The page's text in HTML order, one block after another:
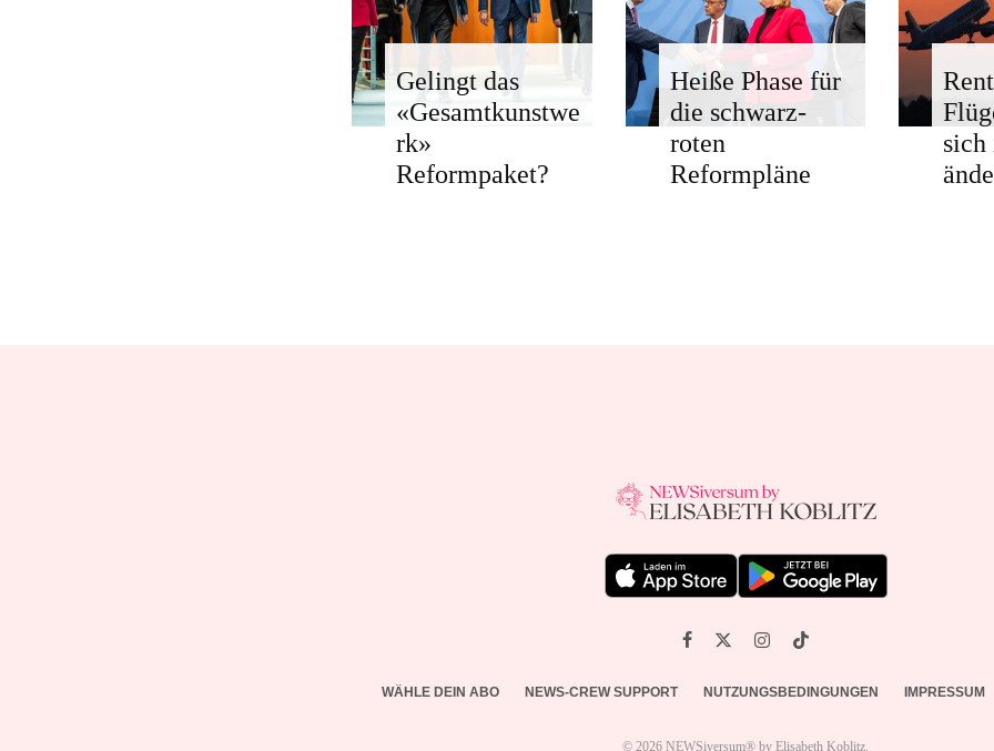
Gelingt das
«Gesamtkunstwe
rk»
Reformpaket?
Heiße Phase für
die schwarz-
roten
Reformpläne
WÄHLE DEIN ABO NEWS-CREW SUPPORT NUTZUNGSBEDINGUNGEN IMPRESSUM
© 2026 NEWSiversum® by Elisabeth Koblitz.